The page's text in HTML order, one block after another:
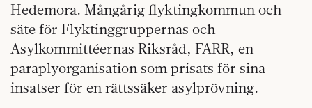
Hedemora. Mångårig flyktingkommun och
säte för Flyktinggruppernas och
Asylkommittéernas Riksråd, FARR, en
paraplyorganisation som prisats för sina
insatser för en rättssäker asylprövning.